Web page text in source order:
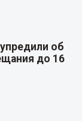
об
до 16